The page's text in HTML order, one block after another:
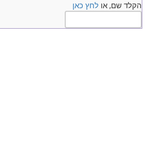
הקלד שם, או לחץ כאן